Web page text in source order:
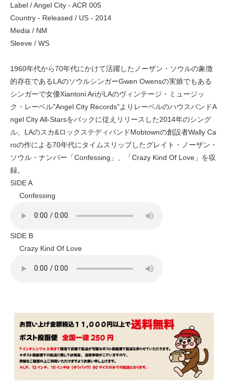
Label / Angel City - ACR 005
Country - Released / US - 2014
Media / NM
Sleeve / WS
1960年代から70年代にかけて活躍したノーザン・ソウルの象徴
的存在であるLAのソウルシンガーGwen Owensの実娘でもある
シンガーで女優Xiantoni AriがLAのヴィンテージ・ミュージッ
ク・レーベル"Angel City Records"よりレーベルのハウスバンドA
ngel City All-Starsをバックに従えリリースした2014年のシング
ル。LAのスカ&ロックステディバンドMobtownの創設者Wally Ca
roの作による70年代にタイムスリップしたグレイト・ノーザン・
ソウル・ナンバー「Confessing」、「Crazy Kind Of Love」を収
録。
SIDE A
Confessing
SIDE B
Crazy Kind Of Love